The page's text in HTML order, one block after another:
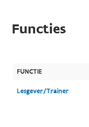
Functies
FUNCTIE
Lesgever/Trainer